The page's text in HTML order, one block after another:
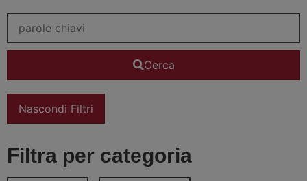
Cerca
Nascondi Filtri
Filtra per categoria